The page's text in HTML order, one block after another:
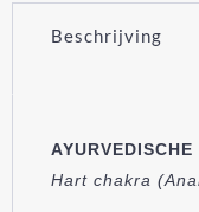
Beschrijving
Hart chakra